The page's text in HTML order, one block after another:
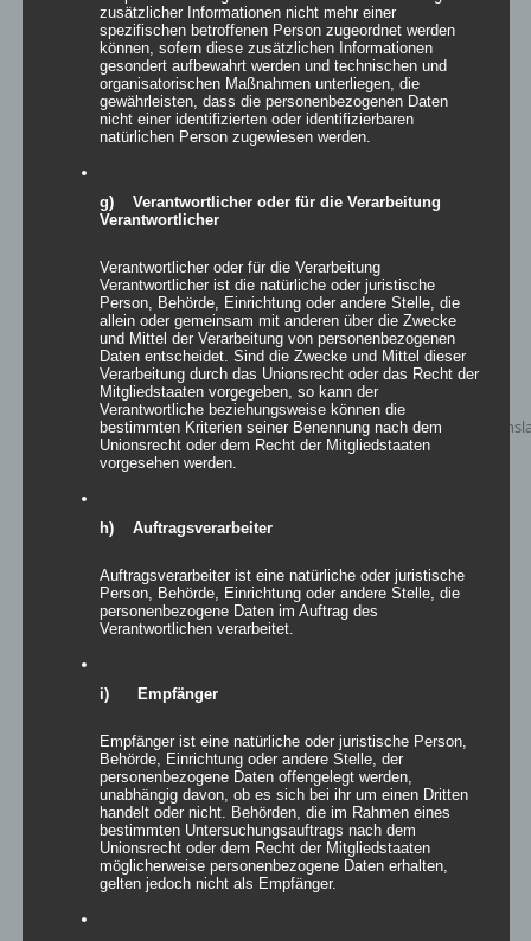
Eisbar
zur Wunschliste
Inflatables easy SWAN
Details
zur Wunschliste
zusätzlicher Informationen nicht mehr einer
spezifischen betroffenen Person zugeordnet werden
können, sofern diese zusätzlichen Informationen
gesondert aufbewahrt werden und technischen und
organisatorischen Maßnahmen unterliegen, die
gewährleisten, dass die personenbezogenen Daten
nicht einer identifizierten oder identifizierbaren
natürlichen Person zugewiesen werden.
g) Verantwortlicher oder für die Verarbeitung
Verantwortlicher
Verantwortlicher oder für die Verarbeitung
Verantwortlicher ist die natürliche oder juristische
Person, Behörde, Einrichtung oder andere Stelle, die
allein oder gemeinsam mit anderen über die Zwecke
und Mittel der Verarbeitung von personenbezogenen
Daten entscheidet. Sind die Zwecke und Mittel dieser
Verarbeitung durch das Unionsrecht oder das Recht der
Mitgliedstaaten vorgegeben, so kann der
Verantwortliche beziehungsweise können die
bestimmten Kriterien seiner Benennung nach dem
Unionsrecht oder dem Recht der Mitgliedstaaten
vorgesehen werden.
h) Auftragsverarbeiter
Auftragsverarbeiter ist eine natürliche oder juristische
Person, Behörde, Einrichtung oder andere Stelle, die
personenbezogene Daten im Auftrag des
Verantwortlichen verarbeitet.
i) Empfänger
Empfänger ist eine natürliche oder juristische Person,
Behörde, Einrichtung oder andere Stelle, der
personenbezogene Daten offengelegt werden,
unabhängig davon, ob es sich bei ihr um einen Dritten
handelt oder nicht. Behörden, die im Rahmen eines
bestimmten Untersuchungsauftrags nach dem
Unionsrecht oder dem Recht der Mitgliedstaaten
möglicherweise personenbezogene Daten erhalten,
gelten jedoch nicht als Empfänger.